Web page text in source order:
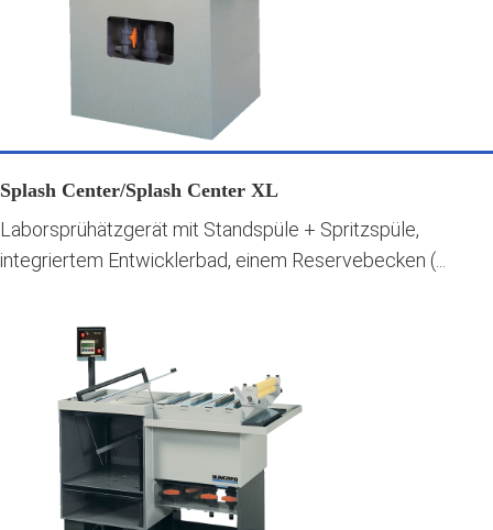
Splash Center/Splash Center XL
Laborsprühätzgerät mit Standspüle + Spritzspüle,
integriertem Entwicklerbad, einem Reservebecken (...